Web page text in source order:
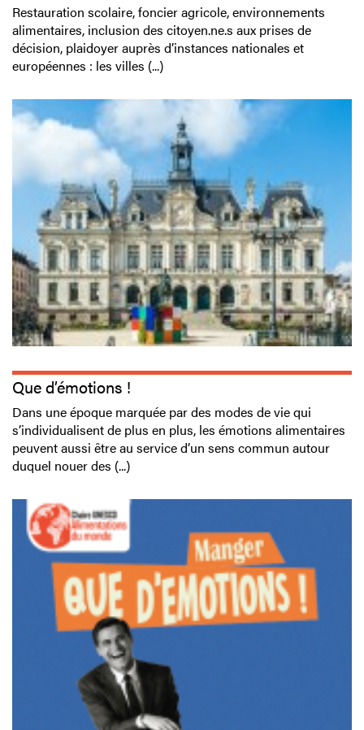
Restauration scolaire, foncier agricole, environnements
alimentaires, inclusion des citoyen.ne.s aux prises de
décision, plaidoyer auprès d’instances nationales et
européennes : les villes (...)
Que d’émotions !
Dans une époque marquée par des modes de vie qui
s’individualisent de plus en plus, les émotions alimentaires
peuvent aussi être au service d’un sens commun autour
duquel nouer des (...)